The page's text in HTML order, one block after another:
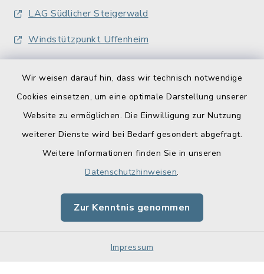
Wir weisen darauf hin, dass wir technisch notwendige
Cookies einsetzen, um eine optimale Darstellung unserer
Website zu ermöglichen. Die Einwilligung zur Nutzung
weiterer Dienste wird bei Bedarf gesondert abgefragt.
Weitere Informationen finden Sie in unseren
Datenschutzhinweisen.
Zur Kenntnis genommen
Impressum
LAG Südlicher Steigerwald
Windstützpunkt Uffenheim
Barrierefreiheit
Impressum
Sitemap